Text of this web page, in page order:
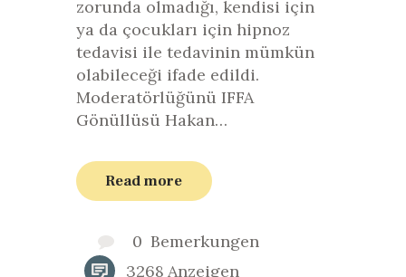
zorunda olmadığı, kendisi için
ya da çocukları için hipnoz
tedavisi ile tedavinin mümkün
olabileceği ifade edildi.
Moderatörlüğünü IFFA
Gönüllüsü Hakan…
Read more
0 Bemerkungen
3268 Anzeigen